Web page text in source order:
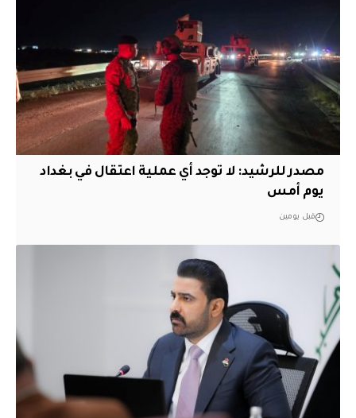
مصدر للرشيد: لا توجد أي عملية اعتقال في بغداد
يوم أمس
قبل يومين